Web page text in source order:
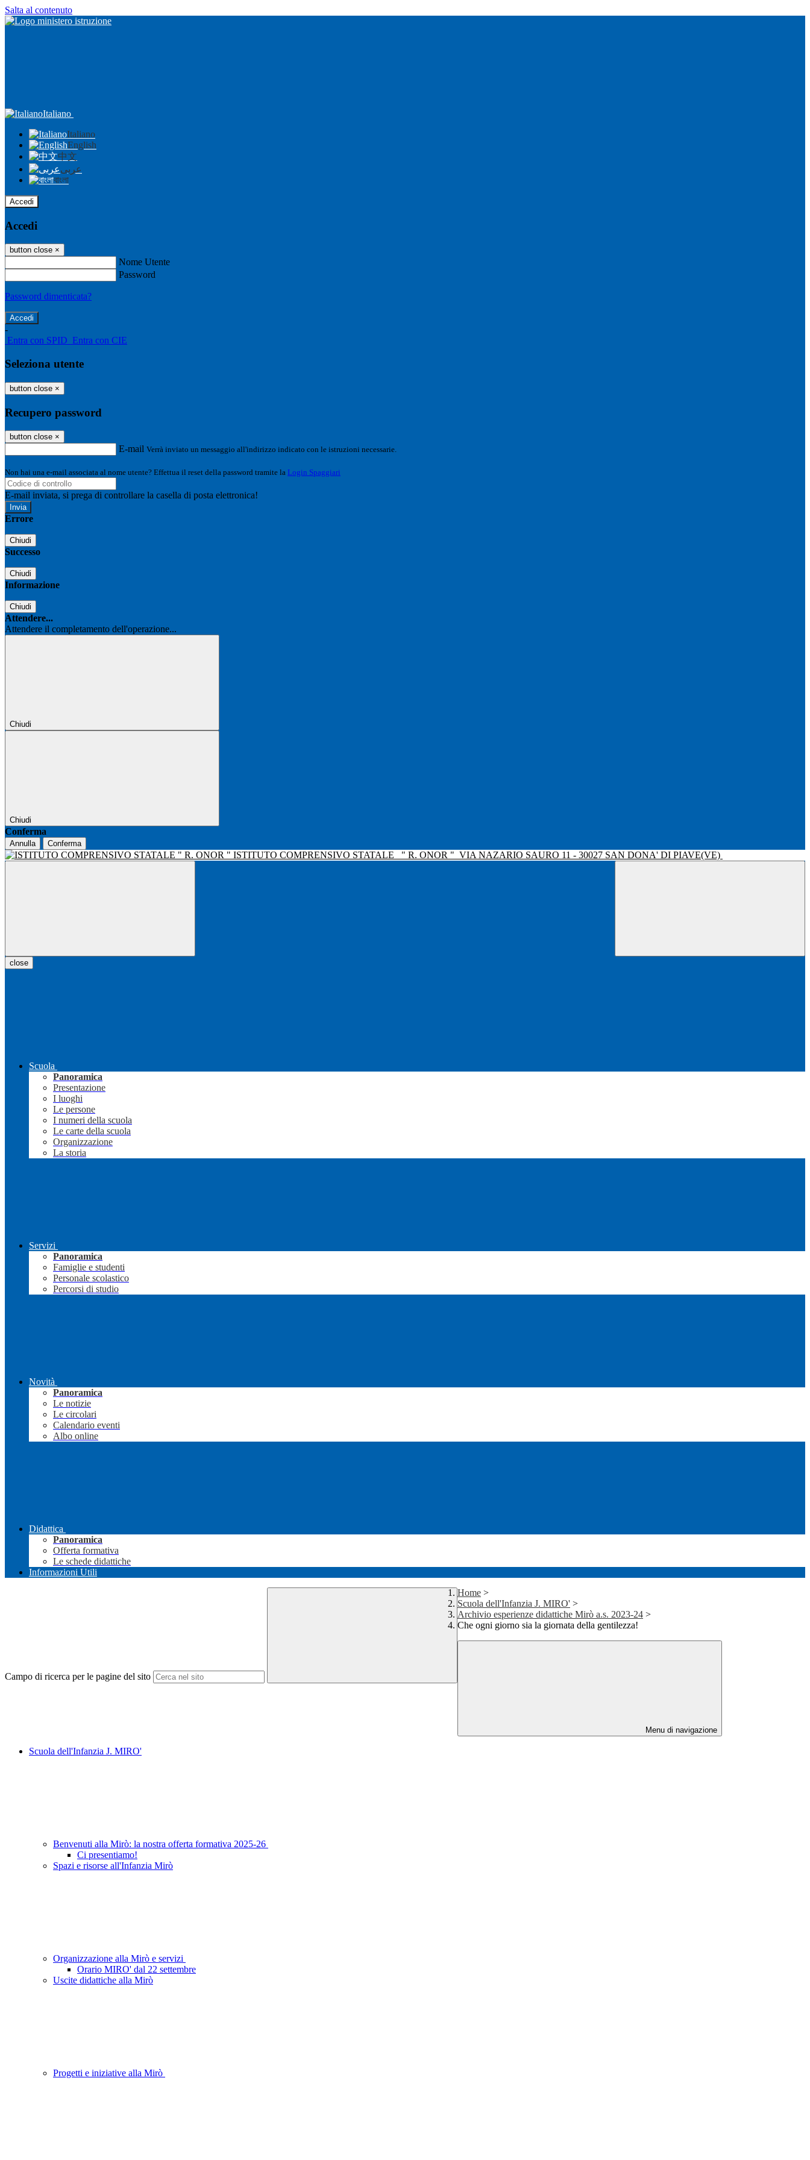
Salta al contenuto
Italiano
Italiano
English
中文
عربى
বাংলা
Accedi
Accedi
button close ×
Nome Utente
Password
Password dimenticata?
-
Entra con SPID Entra con CIE
Seleziona utente
button close ×
Recupero password
button close ×
E-mail Verrà inviato un messaggio all'indirizzo indicato con le istruzioni necessarie.
Non hai una e-mail associata al nome utente? Effettua il reset della password tramite la Login Spaggiari
E-mail inviata, si prega di controllare la casella di posta elettronica!
Errore
Chiudi
Successo
Chiudi
Informazione
Chiudi
Attendere...
Attendere il completamento dell'operazione...
Chiudi
Chiudi
Conferma
Annulla Conferma
ISTITUTO COMPRENSIVO STATALE " R. ONOR " VIA NAZARIO SAURO 11 - 30027 SAN DONA' DI PIAVE(VE)
close
Scuola
Panoramica
Presentazione
I luoghi
Le persone
I numeri della scuola
Le carte della scuola
Organizzazione
La storia
Servizi
Panoramica
Famiglie e studenti
Personale scolastico
Percorsi di studio
Novità
Panoramica
Le notizie
Le circolari
Calendario eventi
Albo online
Didattica
Panoramica
Offerta formativa
Le schede didattiche
Informazioni Utili
Campo di ricerca per le pagine del sito
Home >
Scuola dell'Infanzia J. MIRO' >
Archivio esperienze didattiche Mirò a.s. 2023-24 >
Che ogni giorno sia la giornata della gentilezza!
Menu di navigazione
Scuola dell'Infanzia J. MIRO'
Benvenuti alla Mirò: la nostra offerta formativa 2025-26
Ci presentiamo!
Spazi e risorse all'Infanzia Mirò
Organizzazione alla Mirò e servizi
Orario MIRO' dal 22 settembre
Uscite didattiche alla Mirò
Progetti e iniziative alla Mirò